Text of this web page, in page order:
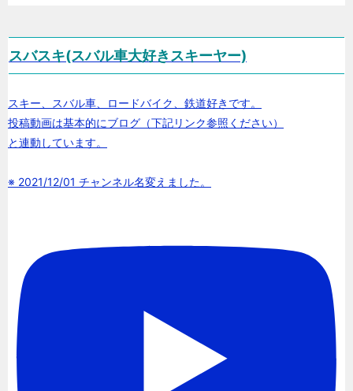
スバスキ(スバル車大好きスキーヤー)
スキー、スバル車、ロードバイク、鉄道好きです。
投稿動画は基本的にブログ（下記リンク参照ください）
と連動しています。
※ 2021/12/01 チャンネル名変えました。